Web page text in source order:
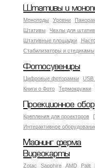
Штативы и
Моноподы Уровни
Штативы
Чехлы для
Штативные площадки
Стабилизаторы и стедикамы
Фотосувениры
Цифровые фоторамки USB
Книги о Фото
Термокружки
Проекционное
Крепления для проекторов
Интерактивное
Майнинг ферма
Видеокарты
Zotac Sapphire AMD Palit